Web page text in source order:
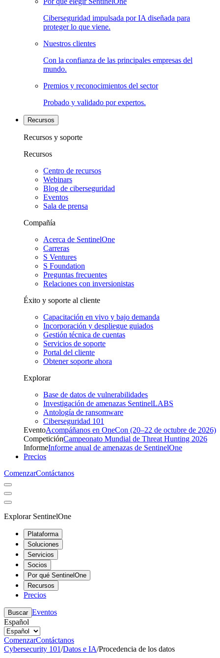
Ciberseguridad impulsada por IA diseñada para
proteger lo que viene.
Nuestros clientes
Con la confianza de las principales empresas del
mundo.
Premios y reconocimientos del sector
Probado y validado por expertos.
Recursos
Recursos y soporte
Recursos
Centro de recursos
Webinars
Blog de ciberseguridad
Eventos
Sala de prensa
Compañía
Acerca de SentinelOne
Carreras
S Ventures
S Foundation
Preguntas frecuentes
Relaciones con inversionistas
Éxito y soporte al cliente
Capacitación en vivo y bajo demanda
Incorporación y despliegue guiados
Gestión técnica de cuentas
Servicios de soporte
Portal del cliente
Obtener soporte ahora
Explorar
Base de datos de vulnerabilidades
Investigación de amenazas SentinelLABS
Antología de ransomware
Ciberseguridad 101
EventoAcompáñanos en OneCon (20–22 de octubre de 2026)
CompeticiónCampeonato Mundial de Threat Hunting 2026
InformeInforme anual de amenazas de SentinelOne
Precios
ComenzarContáctanos
Explorar SentinelOne
Plataforma
Soluciones
Servicios
Socios
Por qué SentinelOne
Recursos
Precios
Buscar Eventos
Español
ComenzarContáctanos
Cybersecurity 101/Datos e IA/Procedencia de los datos